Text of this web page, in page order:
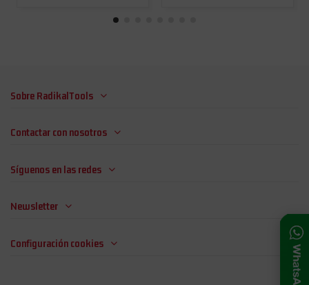
Sobre RadikalTools
Contactar con nosotros
Síguenos en las redes
Newsletter
Configuración cookies